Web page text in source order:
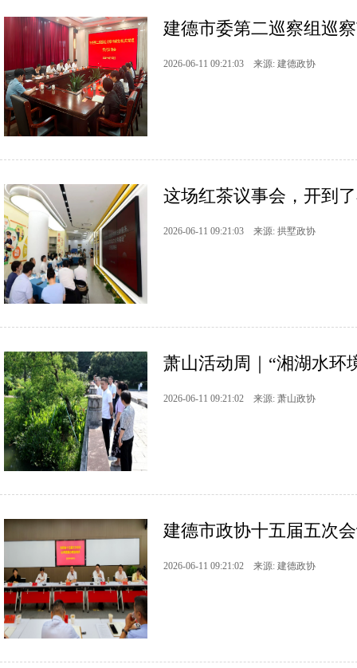
建德市委第二巡察组巡
2026-06-11 09:21:03 来源: 建德政协
这场红茶议事会，开到
2026-06-11 09:21:03 来源: 拱墅政协
萧山活动周｜“湘湖水环
2026-06-11 09:21:02 来源: 萧山政协
建德市政协十五届五次
2026-06-11 09:21:02 来源: 建德政协